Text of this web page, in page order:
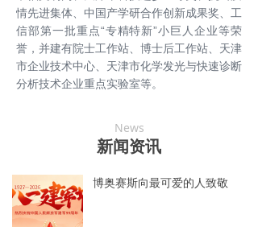
新闻资讯
News
博奥赛斯向最可爱的人致敬
情先进集体、中国产学研合作创新成果奖、工
信部第一批重点“专精特新”小巨人企业等荣
誉，并建有院士工作站、博士后工作站、天津
市企业技术中心、天津市化学发光与快速诊断
分析技术企业重点实验室等。